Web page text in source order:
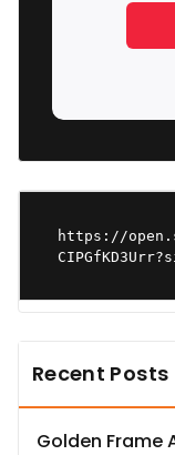
https://
Recent Posts
Golden Frame